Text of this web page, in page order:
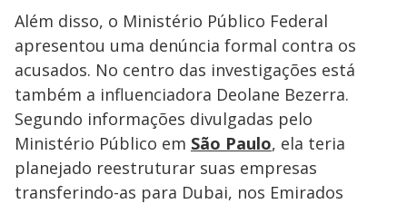
Além disso, o Ministério Público Federal
apresentou uma denúncia formal contra os
acusados. No centro das investigações está
também a influenciadora Deolane Bezerra.
Segundo informações divulgadas pelo
Ministério Público em São Paulo, ela teria
planejado reestruturar suas empresas
transferindo-as para Dubai, nos Emirados